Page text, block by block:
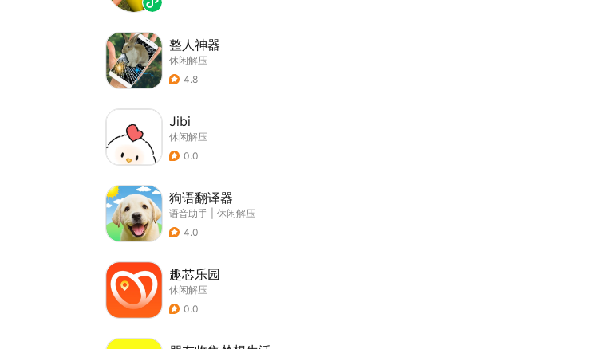
整人神器
休闲解压
4.8
Jibi
休闲解压
0.0
狗语翻译器
语音助手
休闲解压
4.0
趣芯乐园
休闲解压
0.0